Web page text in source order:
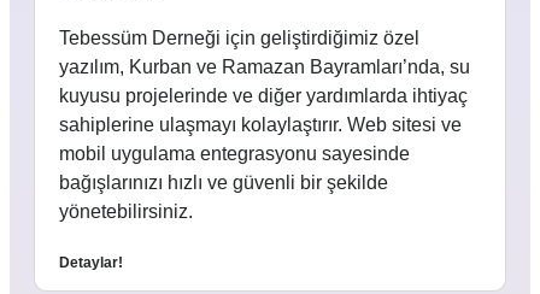
Tebessüm Derneği için geliştirdiğimiz özel
yazılım, Kurban ve Ramazan Bayramları’nda, su
kuyusu projelerinde ve diğer yardımlarda ihtiyaç
sahiplerine ulaşmayı kolaylaştırır. Web sitesi ve
mobil uygulama entegrasyonu sayesinde
bağışlarınızı hızlı ve güvenli bir şekilde
yönetebilirsiniz.
Detaylar!